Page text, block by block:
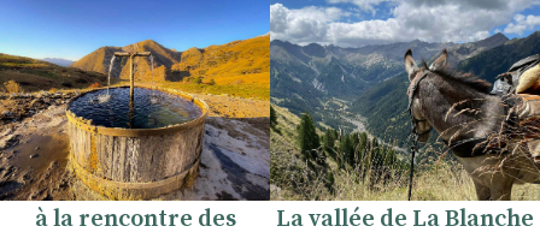
à la rencontre des
La vallée de La Blanche